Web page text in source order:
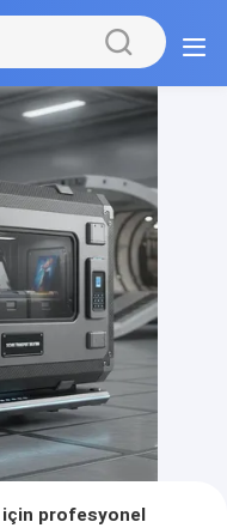
için profesyonel